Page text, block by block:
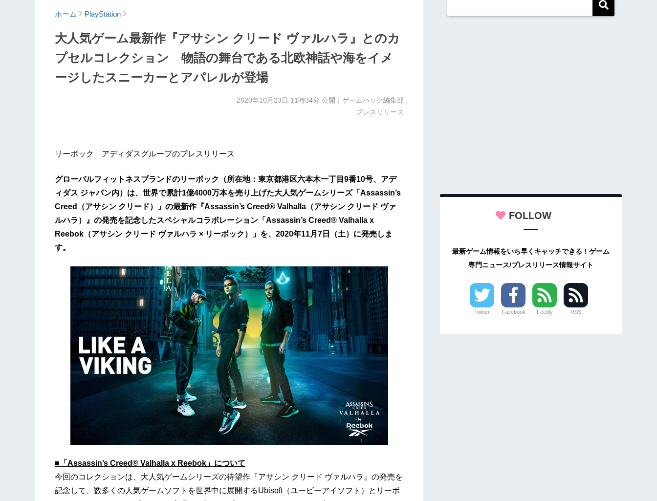
ホーム PlayStation
大人気ゲーム最新作『アサシン クリード ヴァルハラ』とのカ
プセルコレクション 物語の舞台である北欧神話や海をイメ
ージしたスニーカーとアパレルが登場
2020年10月23日 11時34分 公開｜ゲームハック編集部
プレスリリース
リーボック アディダスグループのプレスリリース
グローバルフィットネスブランドのリーボック（所在地：東京都港区六本木一丁目9番10号、アデ
ィダス ジャパン内）は、世界で累計1億4000万本を売り上げた大人気ゲームシリーズ「Assassin’s
Creed（アサシン クリード）」の最新作『Assassin’s Creed® Valhalla（アサシン クリード ヴァ
ルハラ）』の発売を記念したスペシャルコラボレーション「Assassin’s Creed® Valhalla x
Reebok（アサシン クリード ヴァルハラ × リーボック）」を、2020年11月7日（土）に発売しま
す。
■「Assassin’s Creed® Valhalla x Reebok」について
今回のコレクションは、大人気ゲームシリーズの待望作『アサシン クリード ヴァルハラ』の発売を
記念して、数多くの人気ゲームソフトを世界中に展開するUbisoft（ユービーアイソフト）とリーボ
FOLLOW
最新ゲーム情報をいち早くキャッチできる！ゲーム
専門ニュース/プレスリリース情報サイト
Twitter Facebook Feedly RSS